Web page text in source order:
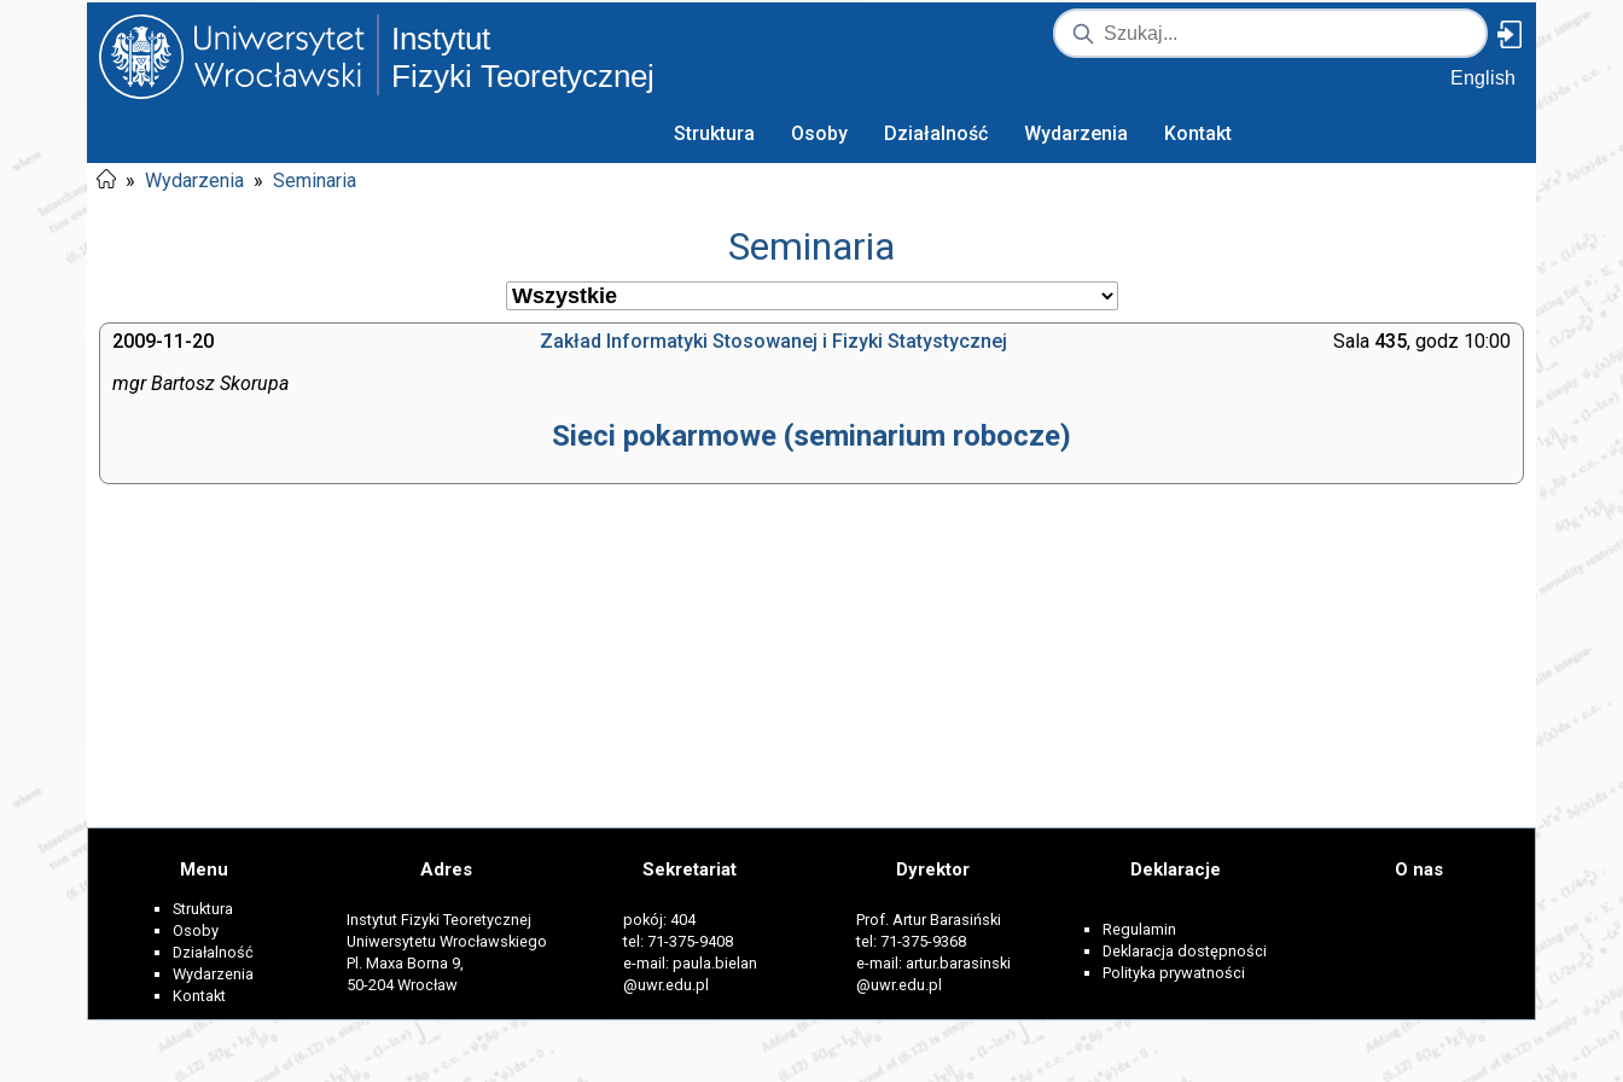
Instytut
Fizyki Teoretycznej
English
Struktura Osoby Działalność Wydarzenia Kontakt
» Wydarzenia » Seminaria
Seminaria
2009-11-20 Sala 435, godz 10:00
Zakład Informatyki Stosowanej i Fizyki Statystycznej
mgr Bartosz Skorupa
Sieci pokarmowe (seminarium robocze)
Menu
Struktura
Osoby
Działalność
Wydarzenia
Kontakt
Adres
Instytut Fizyki Teoretycznej
Uniwersytetu Wrocławskiego
Pl. Maxa Borna 9,
50-204 Wrocław
Sekretariat
pokój: 404
tel: 71-375-9408
e-mail: paula.bielan
@uwr.edu.pl
Dyrektor
Prof. Artur Barasiński
tel: 71-375-9368
e-mail: artur.barasinski
@uwr.edu.pl
Deklaracje
Regulamin
Deklaracja dostępności
Polityka prywatności
O nas